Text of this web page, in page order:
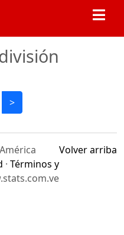
>
Volver arriba
· Términos y